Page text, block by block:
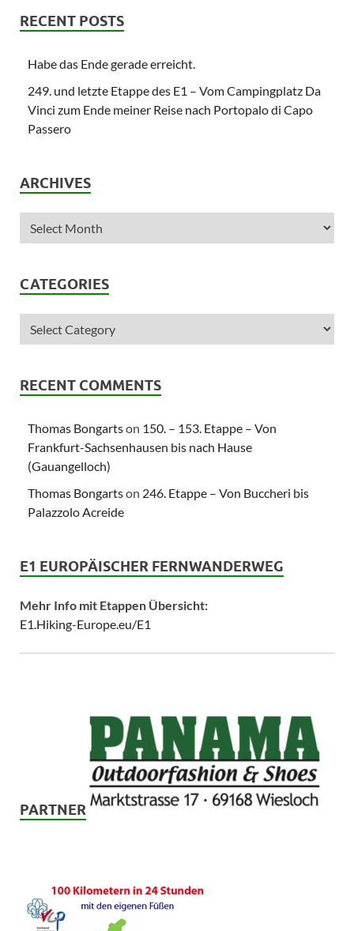
RECENT POSTS
Habe das Ende gerade erreicht.
249. und letzte Etappe des E1 – Vom Campingplatz Da
Vinci zum Ende meiner Reise nach Portopalo di Capo
Passero
ARCHIVES
CATEGORIES
RECENT COMMENTS
Thomas Bongartson 150. – 153. Etappe – Von
Frankfurt-Sachsenhausen bis nach Hause
(Gauangelloch)
Thomas Bongartson 246. Etappe – Von Buccheri bis
Palazzolo Acreide
E1 EUROPÄISCHER FERNWANDERWEG
Mehr Info mit Etappen Übersicht:
E1.Hiking-Europe.eu/E1
PARTNER